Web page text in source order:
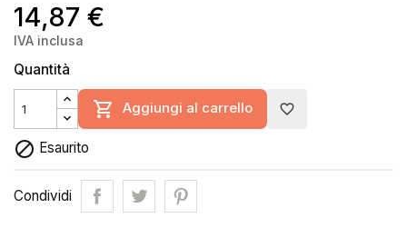
14,87 €
IVA inclusa
Quantità
 Aggiungi al carrello favorite_border
 Esaurito
Condividi